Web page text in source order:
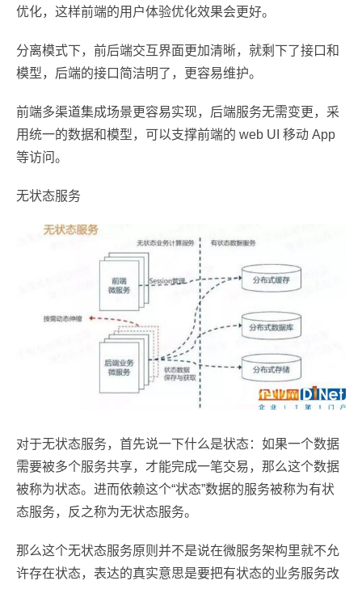
优化，这样前端的用户体验优化效果会更好。
分离模式下，前后端交互界面更加清晰，就剩下了接口和
模型，后端的接口简洁明了，更容易维护。
前端多渠道集成场景更容易实现，后端服务无需变更，采
用统一的数据和模型，可以支撑前端的 web UI 移动 App
等访问。
无状态服务
对于无状态服务，首先说一下什么是状态：如果一个数据
需要被多个服务共享，才能完成一笔交易，那么这个数据
被称为状态。进而依赖这个“状态”数据的服务被称为有状
态服务，反之称为无状态服务。
那么这个无状态服务原则并不是说在微服务架构里就不允
许存在状态，表达的真实意思是要把有状态的业务服务改